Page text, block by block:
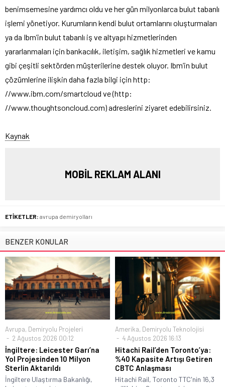
benimsemesine yardımcı oldu ve her gün milyonlarca bulut tabanlı
işlemi yönetiyor. Kurumların kendi bulut ortamlarını oluşturmaları
ya da Ibm’in bulut tabanlı iş ve altyapı hizmetlerinden
yararlanmaları için bankacılık, iletişim, sağlık hizmetleri ve kamu
gibi çeşitli sektörden müşterilerine destek oluyor. Ibm’in bulut
çözümlerine ilişkin daha fazla bilgi için http:
//www.ibm.com/smartcloud ve (http:
//www.thoughtsoncloud.com) adreslerini ziyaret edebilirsiniz.
Kaynak
MOBİL REKLAM ALANI
ETİKETLER: avrupa demiryolları
BENZER KONULAR
Avrupa, Demiryolu Projeleri
2 Ağustos 2026 00:12
İngiltere: Leicester Garı’na
Yol Projesinden 10 Milyon
Sterlin Aktarıldı
İngiltere Ulaştırma Bakanlığı,
Amerika, Demiryolu Teknolojisi
4 Ağustos 2026 16:13
Hitachi Rail’den Toronto’ya:
%40 Kapasite Artışı Getiren
CBTC Anlaşması
Hitachi Rail, Toronto TTC'nin 16,3